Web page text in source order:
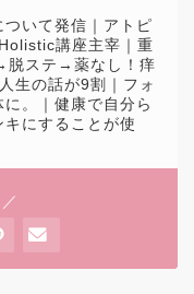
いて発信｜アトピ
講座主宰｜重
脱ステ→薬なし！痒
生の話が9割｜フォ
。｜健康で自分ら
にすることが使